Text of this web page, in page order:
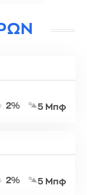
2% 5 Μπφ
2% 5 Μπφ